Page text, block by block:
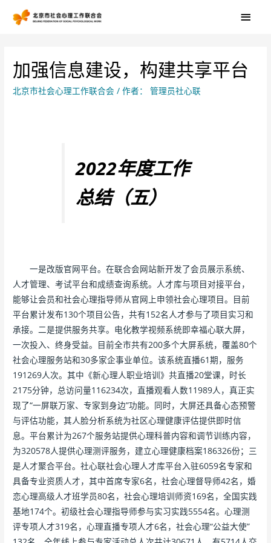
加强信息建设，构建共享平台
北京市社会心理工作联合会 / 作者： 管理员社心联
2022年度工作
总结（五）
一是改版官网平台。在联合会网站新开发了会员展示系统、
人才管理、考试平台和成绩查询系统。人才库与项目对接平台，
能够让会员和社会心理指导师从官网上申领社会心理项目。目前
平台累计发布130个项目公告，共有152名人才参与了项目实习和
承接。二是提供服务共享。电化教学视频系统即幸福心联大屏，
一次投入、终身受益。目前全市共有200多个大屏系统，覆盖80个
社会心理服务站和30多家企事业单位。该系统直播61期，服务
191269人次。其中《新心理人职业培训》共直播20堂课，时长
2175分钟，总访问量116234次，直播观看人数11989人，真正实
现了“一屏联万家、专家到身边”功能。同时，大屏还具备心态预警
与评估功能，其人脸分析系统为社区心理健康评估提供即时信
息。平台累计为267个服务站提供心理科普内容和调节训练内容，
为320578人提供心理测评服务，建立心理健康档案186326份；三
是人才聚合平台。社心联社会心理人才库平台入驻6059名专家和
具备专业资质人才，其中首席专家6名，社会心理督导师42名，婚
恋心理高级人才班学员80名，社会心理培训师资169名，全国实践
基地174个。初级社会心理指导师参与实习实践5554名。心理测
评专项人才319名，心理直播专项人才6名，社会心理“公益大使”